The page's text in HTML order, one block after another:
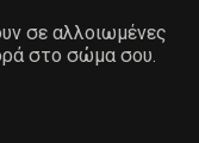
σε αλλοιωμένες
στο σώμα σου.